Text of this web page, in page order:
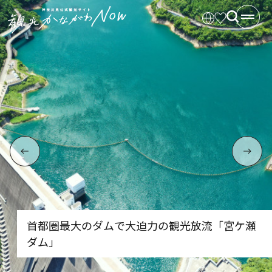
首都圏最大のダムで大迫力の観光放流「宮ケ瀬
ダム」